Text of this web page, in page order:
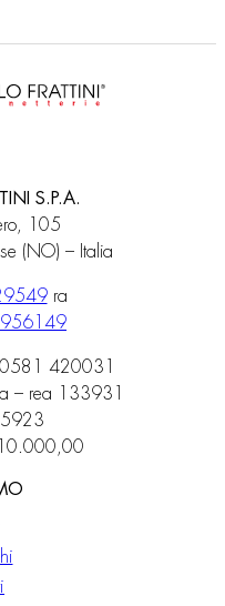
S.P.A.
105
(NO) – Italia
ra
420031
– rea 133931